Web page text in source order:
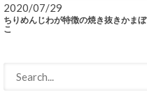
2020/07/29
ちりめんじわが特徴の焼き抜きかまぼ
こ